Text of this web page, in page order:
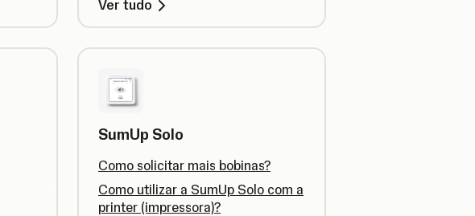
Ver tudo
SumUp Solo
Como solicitar mais bobinas?
Como utilizar a SumUp Solo com a
printer (impressora)?